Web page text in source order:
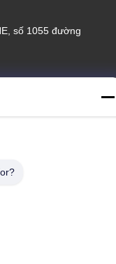
số 1055 đường
phân đoạn Nhà cung